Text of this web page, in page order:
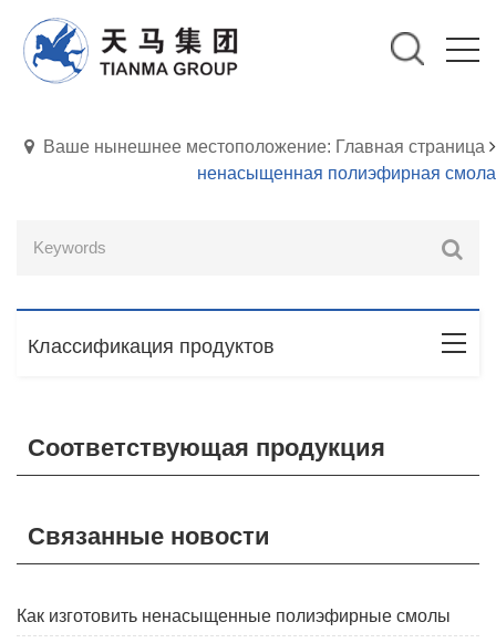
Ваше нынешнее местоположение: Главная страница
ненасыщенная полиэфирная смола
Классификация продуктов
Соответствующая продукция
Связанные новости
Как изготовить ненасыщенные полиэфирные смолы